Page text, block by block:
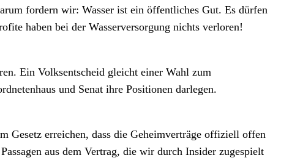
fordern wir: Wasser ist ein öffentliches Gut. Es dürfen
haben bei der Wasserversorgung nichts verloren!
Ein Volksentscheid gleicht einer Wahl zum
und Senat ihre Positionen darlegen.
Gesetz erreichen, dass die Geheimverträge offiziell offen
aus dem Vertrag, die wir durch Insider zugespielt